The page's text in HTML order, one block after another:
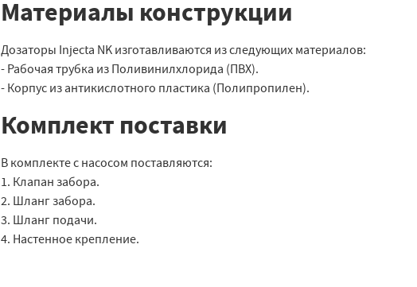
Материалы конструкции
Дозаторы Injecta NK изготавливаются из следующих материалов:
- Рабочая трубка из Поливинилхлорида (ПВХ).
- Корпус из антикислотного пластика (Полипропилен).
Комплект поставки
В комплекте с насосом поставляются:
1. Клапан забора.
2. Шланг забора.
3. Шланг подачи.
4. Настенное крепление.